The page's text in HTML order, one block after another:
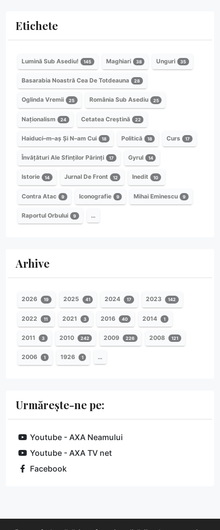
Etichete
Lumină Sub Asediu! 145 Maghiari 38 Unguri 35
Basarabia Noastră Cea De Totdeauna 28
Oglinda Vremii 25 România Sub Asediu 25
Naționalism 24 Cetatea Creștină 22
Haiduci–m–aș Și N–am Cui 18 Politică 18 Curs 17
Învățături Ale Sfinților Părinți 17 Gyrul 14
Istorie 14 Jurnal De Front 12 Inedit 10
Contra Atac 9 Iconografie 9 Mihai Eminescu 9
Raportul Orbului 9 …
Arhive
2026 19 2025 41 2024 17 2023 142
2022 11 2021 3 2016 40 2014 1
2011 3 2010 242 2009 226 2008 121
2006 1 1926 1 …
Urmărește-ne pe:
Youtube - AXA Neamului
Youtube - AXA TV net
Facebook